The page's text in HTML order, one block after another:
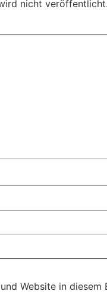
nicht veröffentlicht.
Website in